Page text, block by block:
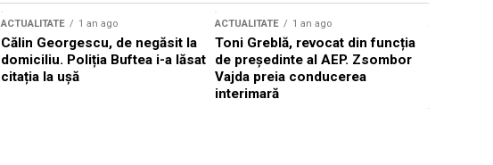
ACTUALITATE 1 an ago
Călin Georgescu, de negăsit la
domiciliu. Poliția Buftea i-a lăsat
citația la ușă
ACTUALITATE 1 an ago
Toni Greblă, revocat din funcția
de președinte al AEP. Zsombor
Vajda preia conducerea
interimară